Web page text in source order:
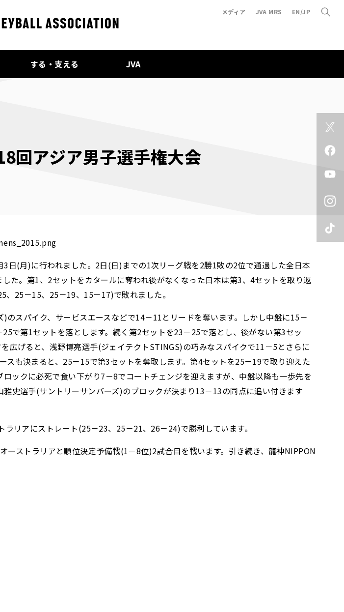
メディア JVA MRS EN/JP
する・支える JVA
回アジア男子選手権大会
日(月)に行われました。2日(日)までの1次リーグ戦を2勝1敗の2位で通過した全日本
た。第1、2セットをカタールに奪われ後がなくなった日本は第3、4セットを取り返
25－15、25－19、15－17)で敗れました。
スパイク、サービスエースなどで14－11とリードを奪います。しかし中盤に15－
で第1セットを落とします。続く第2セットを23－25で落とし、後がない第3セッ
広げると、浅野博亮選手(ジェイテクトSTINGS)の巧みなスパイクで11－5とさらに
も決まると、25－15で第3セットを奪取します。第4セットを25－19で取り迎えた
ックに必死で食い下がり7－8でコートチェンジを迎えますが、中盤以降も一歩先を
史選手(サントリーサンバーズ)のブロックが決まり13－13の同点に追い付きます
リアにストレート(25－23、25－21、26－24)で勝利しています。
ストラリアと順位決定予備戦(1－8位)2試合目を戦います。引き続き、龍神NIPPON